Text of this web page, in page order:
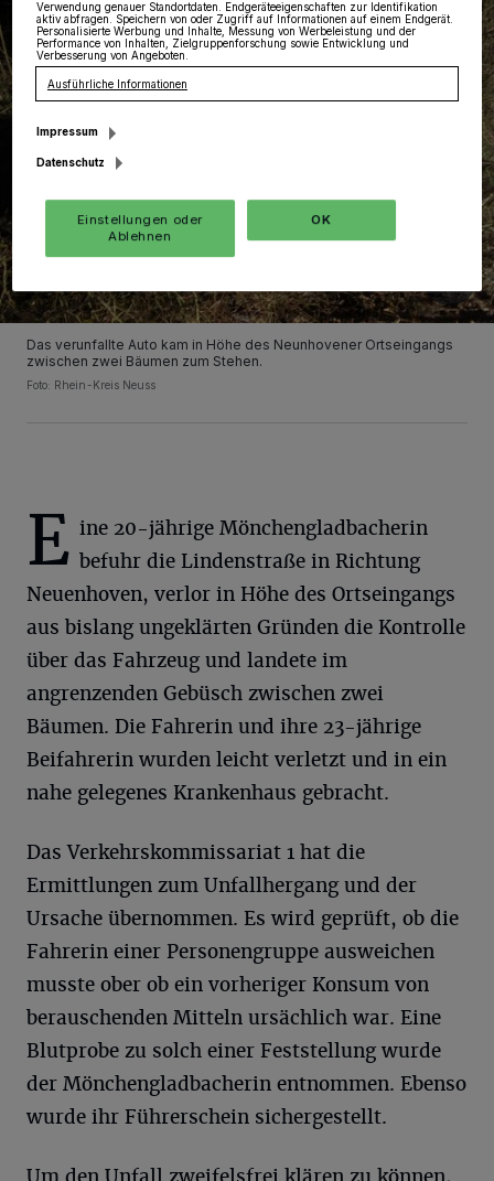
Das verunfallte Auto kam in Höhe des Neunhovener Ortseingangs
zwischen zwei Bäumen zum Stehen.
Foto: Rhein-Kreis Neuss
E ine 20-jährige Mönchengladbacherin
befuhr die Lindenstraße in Richtung
Neuenhoven, verlor in Höhe des Ortseingangs
aus bislang ungeklärten Gründen die Kontrolle
über das Fahrzeug und landete im
angrenzenden Gebüsch zwischen zwei
Bäumen. Die Fahrerin und ihre 23-jährige
Beifahrerin wurden leicht verletzt und in ein
nahe gelegenes Krankenhaus gebracht.
Das Verkehrskommissariat 1 hat die
Ermittlungen zum Unfallhergang und der
Ursache übernommen. Es wird geprüft, ob die
Fahrerin einer Personengruppe ausweichen
musste ober ob ein vorheriger Konsum von
berauschenden Mitteln ursächlich war. Eine
Blutprobe zu solch einer Feststellung wurde
der Mönchengladbacherin entnommen. Ebenso
wurde ihr Führerschein sichergestellt.
Verwendung genauer Standortdaten. Endgeräteeigenschaften zur Identifikation
aktiv abfragen. Speichern von oder Zugriff auf Informationen auf einem Endgerät.
Personalisierte Werbung und Inhalte, Messung von Werbeleistung und der
Performance von Inhalten, Zielgruppenforschung sowie Entwicklung und
Verbesserung von Angeboten.
Ausführliche Informationen
Impressum
Datenschutz
Einstellungen oder
Ablehnen
OK